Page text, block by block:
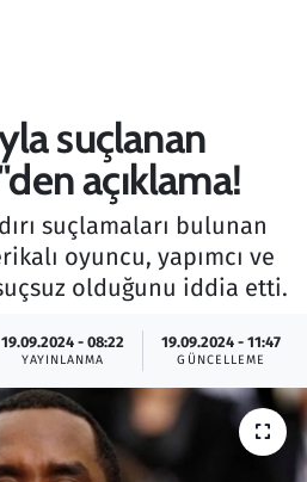
suçlanan
açıklama!
suçlamaları bulunan
oyuncu, yapımcı ve
olduğunu iddia etti.
19.09.2024 - 08:22
YAYINLANMA
19.09.2024 - 11:47
GÜNCELLEME